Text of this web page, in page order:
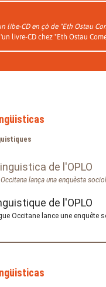
libe-CD en çò de "Eth Ostau
livre-CD chez "Eth Ostau
de l'OPLO
lança una enquèsta
de l'OPLO
Occitane lance une